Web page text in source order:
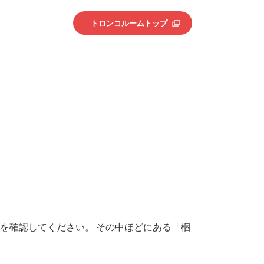
トロンコルームトップ
確認してください。 その中ほどにある「梱